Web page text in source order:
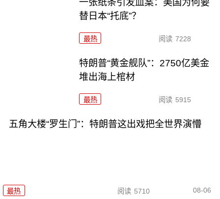
一张纸条引发血案：美国为何要
替日本“托底”？
最热 阅读 7228
特朗普“黄金舰队”：2750亿美金
堆出海上棺材
最热 阅读 5915
五角大楼“罗生门”：特朗普这出戏把全世界演懵
最热 阅读 5710 08-06